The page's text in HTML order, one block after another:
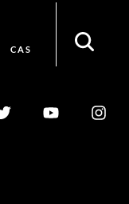
CAS